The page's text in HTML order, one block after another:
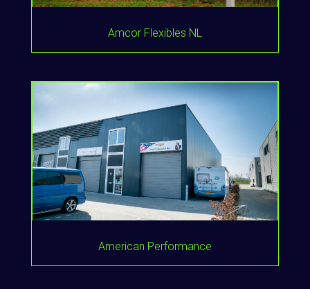
Amcor Flexibles NL
American Performance